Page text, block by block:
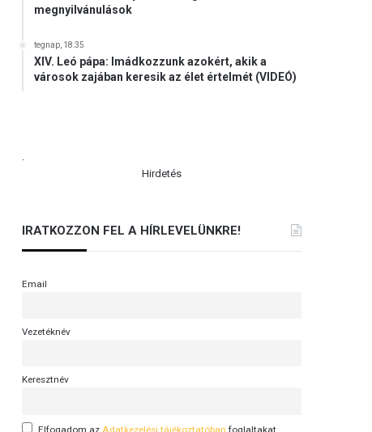
megnyilvánulások
tegnap, 18:35
XIV. Leó pápa: Imádkozzunk azokért, akik a
városok zajában keresik az élet értelmét (VIDEÓ)
.
Hirdetés
IRATKOZZON FEL A HÍRLEVELÜNKRE!
Email
Vezetéknév
Keresztnév
Elfogadom az Adatkezelési tájékoztatóban foglaltakat.